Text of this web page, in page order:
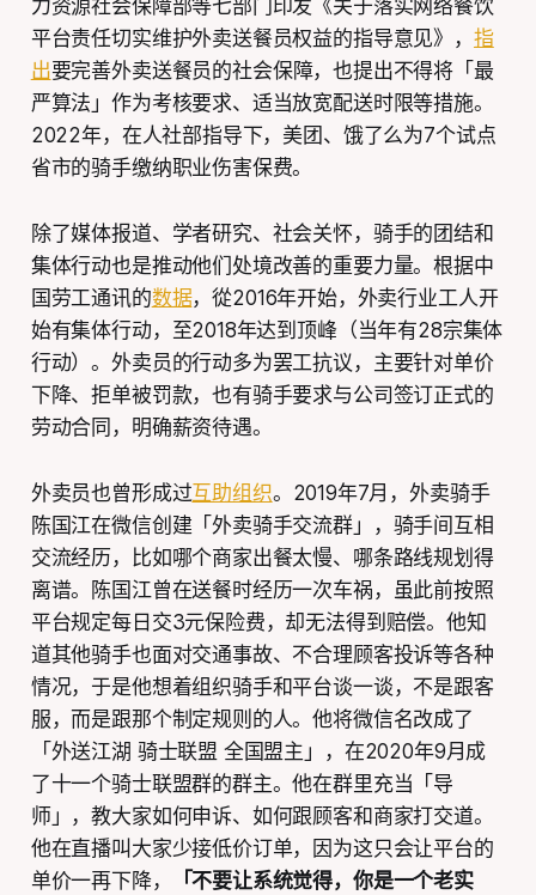
力资源社会保障部等七部门印发《关于落实网络餐饮
平台责任切实维护外卖送餐员权益的指导意见》， 指
出要完善外卖送餐员的社会保障，也提出不得将「最
严算法」作为考核要求、适当放宽配送时限等措施。
2022年，在人社部指导下，美团、饿了么为7个试点
省市的骑手缴纳职业伤害保费。
除了媒体报道、学者研究、社会关怀，骑手的团结和
集体行动也是推动他们处境改善的重要力量。根据中
国劳工通讯的数据，從2016年开始，外卖行业工人开
始有集体行动，至2018年达到顶峰（当年有28宗集体
行动）。外卖员的行动多为罢工抗议，主要针对单价
下降、拒单被罚款，也有骑手要求与公司签订正式的
劳动合同，明确薪资待遇。
外卖员也曾形成过互助组织。2019年7月，外卖骑手
陈国江在微信创建「外卖骑手交流群」，骑手间互相
交流经历，比如哪个商家出餐太慢、哪条路线规划得
离谱。陈国江曾在送餐时经历一次车祸，虽此前按照
平台规定每日交3元保险费，却无法得到赔偿。他知
道其他骑手也面对交通事故、不合理顾客投诉等各种
情况，于是他想着组织骑手和平台谈一谈，不是跟客
服，而是跟那个制定规则的人。他将微信名改成了
「外送江湖 骑士联盟 全国盟主」，在2020年9月成
了十一个骑士联盟群的群主。他在群里充当「导
师」，教大家如何申诉、如何跟顾客和商家打交道。
他在直播叫大家少接低价订单，因为这只会让平台的
单价一再下降，
「不要让系统觉得，你是一个老实